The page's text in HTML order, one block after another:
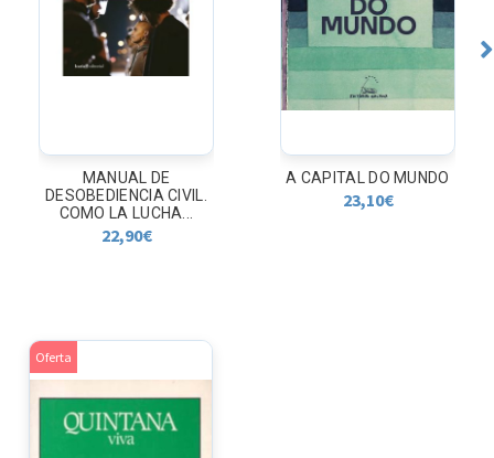
MANUAL DE
DESOBEDIENCIA CIVIL.
COMO LA LUCHA...
22,90€
A CAPITAL DO MUNDO
23,10€
Oferta